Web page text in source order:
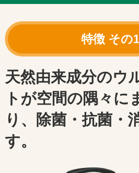
天然由来成分のウ
トが空間の隅々に
り、除菌・抗菌・
す。